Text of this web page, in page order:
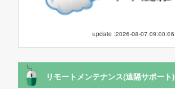
update :2026-08-07 09:00:06
リモートメンテナンス(遠隔サポート)